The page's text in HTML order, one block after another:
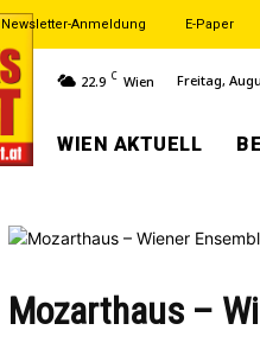
Newsletter-Anmeldung E-Paper
22.9 C Wien Freitag,
WIEN AKTUELL
Mozarthaus –